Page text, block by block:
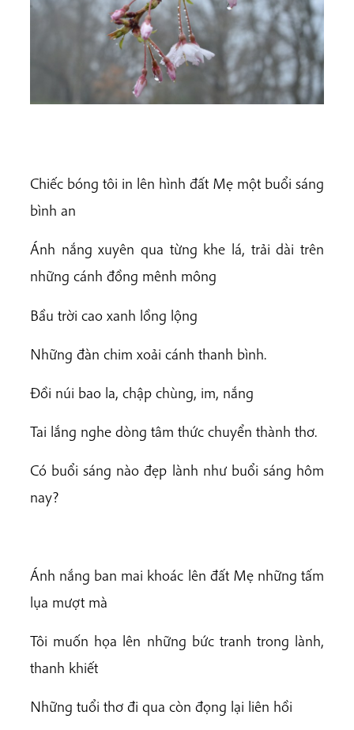
Chiếc bóng tôi in lên hình đất Mẹ một buổi sáng
bình an
Ánh nắng xuyên qua từng khe lá, trải dài trên
những cánh đồng mênh mông
Bầu trời cao xanh lồng lộng
Những đàn chim xoải cánh thanh bình.
Đồi núi bao la, chập chùng, im, nắng
Tai lắng nghe dòng tâm thức chuyển thành thơ.
Có buổi sáng nào đẹp lành như buổi sáng hôm
nay?
Ánh nắng ban mai khoác lên đất Mẹ những tấm
lụa mượt mà
Tôi muốn họa lên những bức tranh trong lành,
thanh khiết
Những tuổi thơ đi qua còn đọng lại liên hồi